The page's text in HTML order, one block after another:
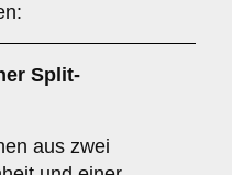
Split-
aus zwei